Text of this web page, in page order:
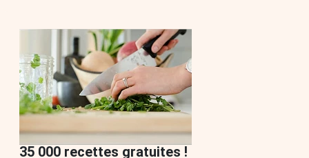
35 000 recettes gratuites !